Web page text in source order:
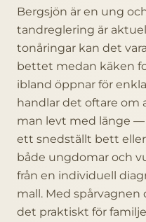
Bergsjön är en ung
tandreglering är
tonåringar kan det
bettet medan käken
ibland öppnar för
handlar det oftare om
man levt med länge
ett snedställt bett
både ungdomar och
från en individuell
mall. Med
det praktiskt för